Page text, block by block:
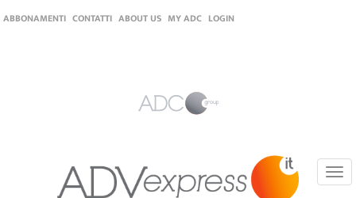
ABBONAMENTI CONTATTI ABOUT US MY ADC LOGIN